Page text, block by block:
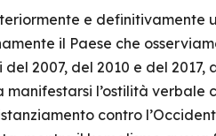
e definitivamente
il Paese che
2007, del 2010 e del 2017,
manifestarsi l’ostilità
contro